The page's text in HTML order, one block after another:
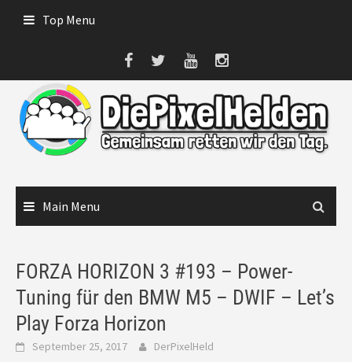
Top Menu
Main Menu
FORZA HORIZON 3 #193 – Power-
Tuning für den BMW M5 – DWIF – Let’s
Play Forza Horizon
September 25, 2017 DerPixelHeld